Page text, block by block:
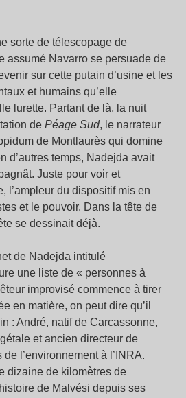
sorte de télescopage de
assumé Navarro se persuade de
sur cette putain d’usine et les
et humains qu’elle
lurette. Partant de là, la nuit
de Péage Sud, le narrateur
de Montlaurès qui domine
d’autres temps, Nadejda avait
Juste pour voir et
l’ampleur du dispositif mis en
et le pouvoir. Dans la tête de
se dessinait déjà.
de Nadejda intitulé
une liste de « personnes à
improvisé commence à tirer
en matière, on peut dire qu’il
: André, natif de Carcassonne,
et ancien directeur de
l’environnement à l’INRA.
dizaine de kilomètres de
de Malvési depuis ses